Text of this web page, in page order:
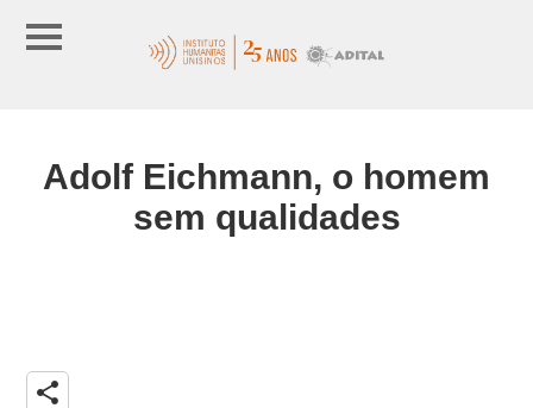
Adolf Eichmann, o homem
sem qualidades
share